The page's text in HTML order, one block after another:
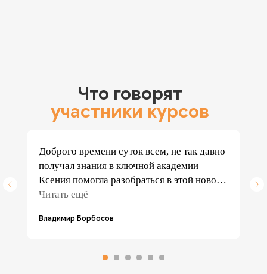
Что говорят
участники курсов
Доброго времени суток всем, не так давно
получал знания в ключной академии
Ксения помогла разобраться в этой новой
для меня сфере деятельности и всегда
нужные консультации так как пока ещё
Читать ещё
Владимир Борбосов